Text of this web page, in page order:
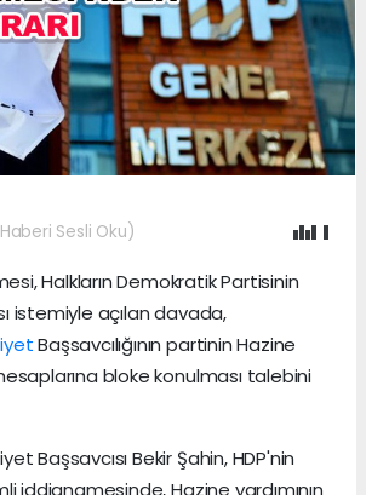
Sesli Oku)
Halkların Demokratik Partisinin
istemiyle açılan davada,
Başsavcılığının partinin Hazine
bloke konulması talebini
Başsavcısı Bekir Şahin, HDP'nin
iddianamesinde, Hazine yardımının